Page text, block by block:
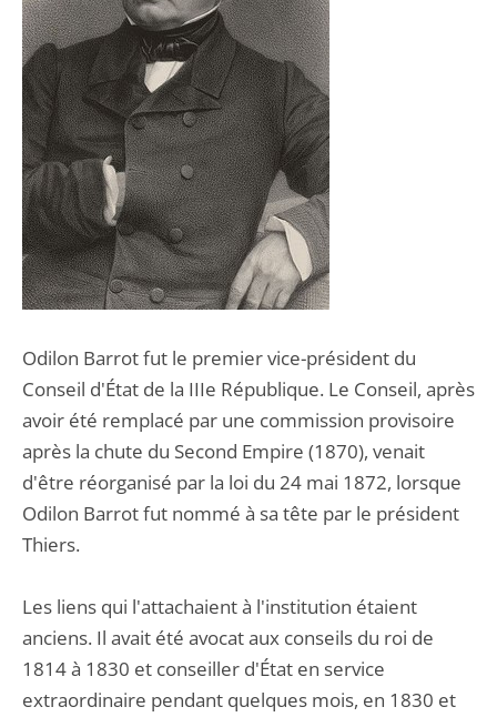
Odilon Barrot fut le premier vice-président du
Conseil d'État de la IIIe République. Le Conseil, après
avoir été remplacé par une commission provisoire
après la chute du Second Empire (1870), venait
d'être réorganisé par la loi du 24 mai 1872, lorsque
Odilon Barrot fut nommé à sa tête par le président
Thiers.
Les liens qui l'attachaient à l'institution étaient
anciens. Il avait été avocat aux conseils du roi de
1814 à 1830 et conseiller d'État en service
extraordinaire pendant quelques mois, en 1830 et